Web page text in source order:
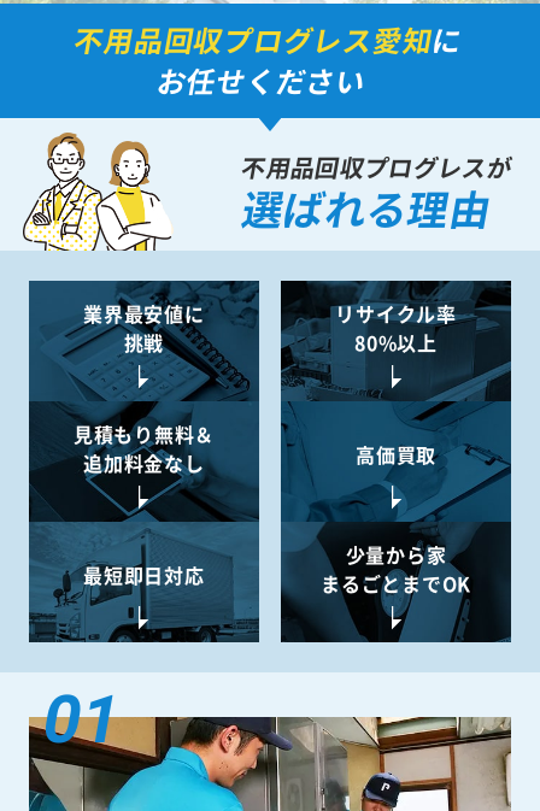
不用品回収プログレス愛知に
お任せください
不用品回収プログレスが
選ばれる理由
業界最安値に
挑戦
リサイクル率
80%以上
見積もり無料＆
追加料金なし
高価買取
最短即日対応
少量から家
まるごとまでOK